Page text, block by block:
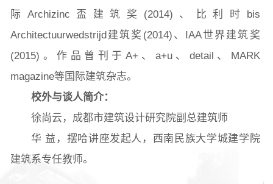
际Archizinc盃建筑奖(2014)、比利时bis
Architectuurwedstrijd建筑奖(2014)、IAA世界建筑奖
(2015)。作品曾刊于A+、a+u、detail、MARK
magazine等国际建筑杂志。
校外与谈人简介：
徐尚云，成都市建筑设计研究院副总建筑师
华 益，摆哈讲座发起人，西南民族大学城建学院
建筑系专任教师。